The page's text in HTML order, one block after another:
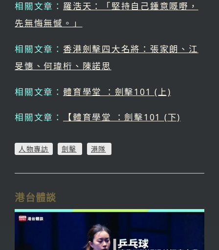
相關文章： 羅浩天：「堅持自己鍾意嘅嘢，
先無悔無憾。」
相關文章： 香港劍擊四大名將：張家朗、江
旻憓、何瑋桁、陳諾思
相關文章： 體育學堂 ：劍擊101 (上)
相關文章： 【體育學堂 ：劍擊101 (下)
人物專訪 劍擊 港隊
港台體談